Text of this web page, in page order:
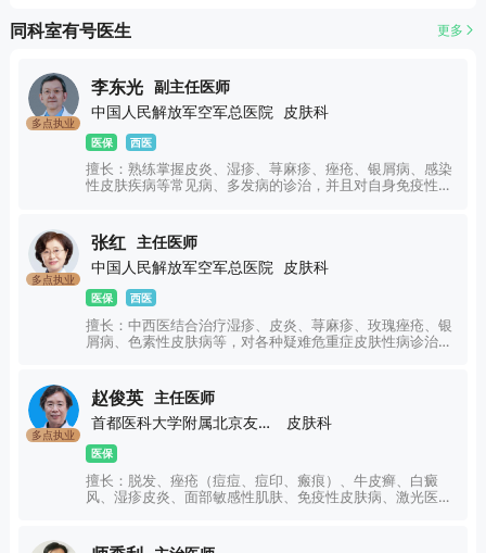
同科室有号医生 更多
多点执业
李东光
副主任医师
中国人民解放军空军总医院
皮肤科
医保 西医
擅长：熟练掌握皮炎、湿疹、荨麻疹、痤疮、银屑病、感染
性皮肤疾病等常见病、多发病的诊治，并且对自身免疫性疾
多点执业
张红
主任医师
中国人民解放军空军总医院
皮肤科
医保 西医
擅长：中西医结合治疗湿疹、皮炎、荨麻疹、玫瑰痤疮、银
屑病、色素性皮肤病等，对各种疑难危重症皮肤性病诊治有
多点执业
赵俊英
主任医师
首都医科大学附属北京友谊医院
皮肤科
医保
擅长：脱发、痤疮（痘痘、痘印、瘢痕）、牛皮癣、白癜
风、湿疹皮炎、面部敏感性肌肤、免疫性皮肤病、激光医学